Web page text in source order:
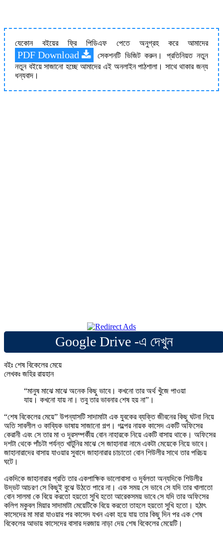
যেকোন বইয়ের ফ্রি পিডিএফ পেতে অনুগ্রহ করে আমাদের
PDF Download
সেকশনটি ভিজিট করুন। প্রতিনিয়ত নতুন
নতুন বইয়ে সাজানো হচ্ছে আমাদের এই অনলাইন পাঠশালা। সাথে থাকার জন্য
ধন্যবাদ।
Google Drive -এ দেখুন
বইঃ শেষ বিকেলের মেয়ে
লেখকঃ জহির রায়হান
“মানুষ মাঝে মাঝে অনেক কিছু ভাবে। কখনো তার অর্থ খুঁজে পাওয়া
যায়। কখনো যায় না। তবু তার ভাবনার শেষ হয় না”।
“শেষ বিকেলের মেয়ে” উপন্যাসটি সাদামাটা এক যুবকের ব্যক্তি জীবনের কিছু ঘটনা নিয়ে
অতি সাবলীল ও কাব্যিক ভাষায় সাজানো গল্প। গল্পের নায়ক কাসেদ একটি অফিসের
কেরানী এবং সে তার মা ও দূরসম্পর্কীয় বোন নাহারকে নিয়ে একটি বাসায় থাকে। অফিসের
দশটা থেকে পাঁচটা পর্যন্ত খাটুনির মাঝে সে জাহানারা নামে একটা মেয়েকে নিয়ে ভাবে।
জাহানারাদের বাসায় যাওয়ার সুবাদে জাহানারার চাচাতো বোন শিউলীর সাথে তার পরিচয়
ঘটে।
একদিকে জাহানারার প্রতি তার একপাক্ষিক ভালোবাসা ও দূর্বলতা অন্যদিকে শিউলীর
উদ্ভট আচরণ সে কিছুই বুঝে উঠতে পারে না। এক সময় সে ভাবে সে যদি তার খালাতো
বোন সালমা কে বিয়ে করতো হয়তো সুখি হতো আরেকসময় ভাবে সে যদি তার অফিসের
কলিগ মকুবল মিয়ার সাদামাটা মেয়েটিকে বিয়ে করতো তাহলে হয়তো সুখি হতো। হঠাৎ
কাসেদের মা মারা যাওয়ার পর কাসেদ যখন একা হয়ে যায় তার কিছু দিন পর এক শেষ
বিকেলের আভায় কাসেদের বাসার দরজায় নাড়া দেয় শেষ বিকেলের মেয়েটি।